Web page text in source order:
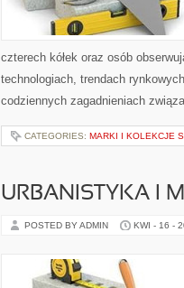
czterech kółek oraz osób
technologiach, trendach
codziennych zagadnieniach
CATEGORIES: MARKI I KOLEKCJE
URBANISTYKA I
POSTED BY ADMIN KWI - 16 -